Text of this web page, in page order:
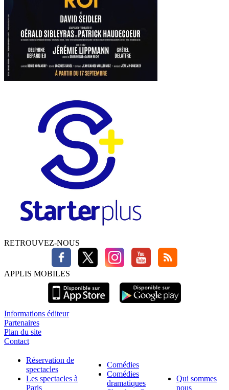
RETROUVEZ-NOUS
APPLIS MOBILES
Informations éditeur
Partenaires
Plan du site
Contact
Réservation de
spectacles
Les spectacles à
Paris
Comédies
Comédies
dramatiques
Qui sommes
nous